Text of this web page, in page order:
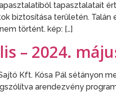
tapasztalatait
biztosítása területén. Talán
történt. kép: […]
– 2024.
Kft. Kósa Pál sétányon
arendezvény